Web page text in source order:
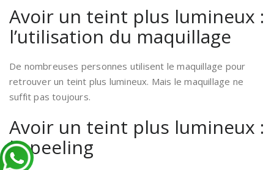
Avoir un teint plus lumineux :
l’utilisation du maquillage
De nombreuses personnes utilisent le maquillage pour
retrouver un teint plus lumineux. Mais le maquillage ne
suffit pas toujours.
Avoir un teint plus lumineux :
le peeling